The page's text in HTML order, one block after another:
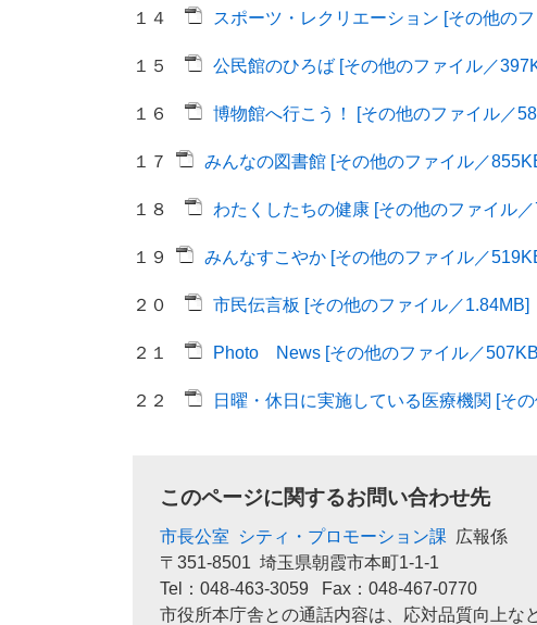
１４ スポーツ・レクリエーション [その他の
１５ 公民館のひろば [その他のファイル／
１６ 博物館へ行こう！ [その他のファイル／
１７ みんなの図書館 [その他のファイル／
１８ わたくしたちの健康 [その他のファイル
１９ みんなすこやか [その他のファイル／
２０ 市民伝言板 [その他のファイル／1.84MB]
２１ Photo News [その他のファイル／
２２ 日曜・休日に実施している医療機関 [そ
このページに関するお問い合わせ先
市長公室 シティ・プロモーション課
広報係
〒351-8501 埼玉県朝霞市本町1-1-1
Tel：048-463-3059
Fax：048-467-0770
市役所本庁舎との通話内容は、応対品質向上な